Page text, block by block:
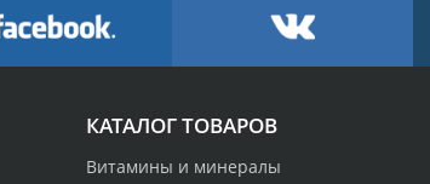
КАТАЛОГ ТОВАРОВ
Витамины и минералы